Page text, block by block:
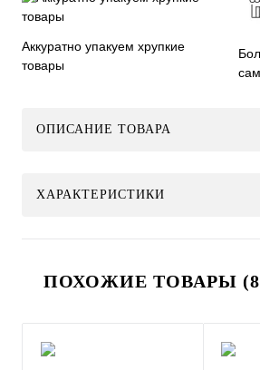
Аккуратно упакуем хрупкие
товары
ОПИСАНИЕ ТОВАРА
ХАРАКТЕРИСТИКИ
ПОХОЖИЕ ТОВАРЫ